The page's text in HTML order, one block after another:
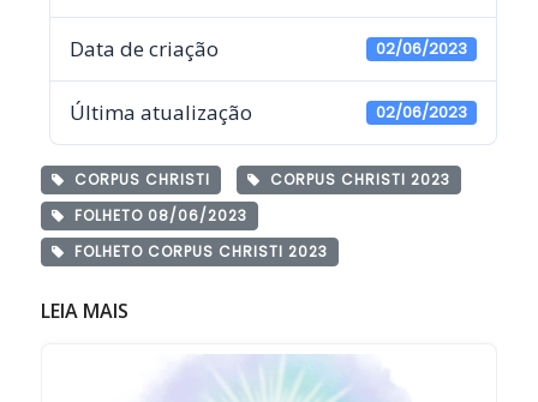
Data de criação 02/06/2023
Última atualização 02/06/2023
CORPUS CHRISTI
CORPUS CHRISTI 2023
FOLHETO 08/06/2023
FOLHETO CORPUS CHRISTI 2023
LEIA MAIS